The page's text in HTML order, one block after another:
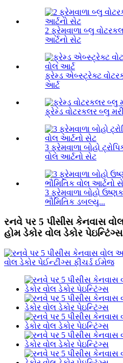
2 ફ્રેમવાળા બ્લુ
આર્ટનો સેટ
ફ્રેમ્ડ એબ્સ્ટ્રેક્ટ
આર્ટ
ફ્રેમ્ડ વોટરકલર બ્લુ
3 ફ્રેમવાળા બોહો
વોલ આર્ટનો સેટ
3 ફ્રેમવાળા બોહો
ભૌમિતિક ડબલ્યુ...
રનવે પર 5 પીસીસ કેનવાસ
હોમ ડેકોર વોલ ડેકોર પેઇન્ટિંગ્સ